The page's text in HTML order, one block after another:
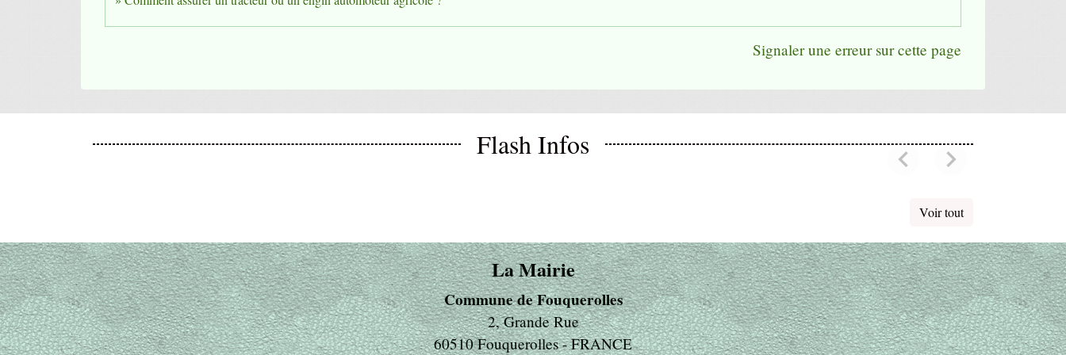
Signaler une erreur sur cette page
Flash Infos chevron_leftPreviouschevron_rightNext
Voir tout
La Mairie
Commune de Fouquerolles
2, Grande Rue
60510 Fouquerolles - FRANCE